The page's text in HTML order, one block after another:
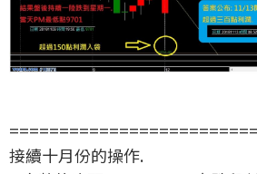
接續十月份的操作.